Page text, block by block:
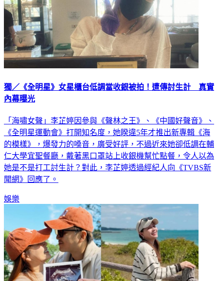
獨／《全明星》女星櫃台低調當收銀被拍！遭傳討生計 真實
「海嘯女聲」李芷婷因參與《聲林之王》、《中國好聲音》、
《全明星運動會》打開知名度，她睽違5年才推出新專輯《海
的模樣》，爆發力的嗓音，廣受好評，不過近來她卻低調在輔
仁大學宜聖餐廳，戴著黑口罩站上收銀機幫忙點餐，令人以為
她是不是打工討生計？對此，李芷婷透過經紀人向《TVBS新